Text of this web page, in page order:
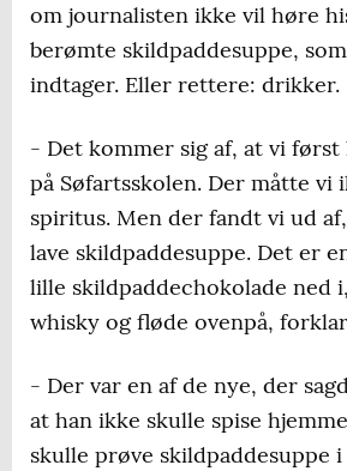
om journalisten ikke vil høre
berømte skildpaddesuppe,
indtager. Eller rettere: drikker.
- Det kommer sig af, at vi
på Søfartsskolen. Der måtte vi
spiritus. Men der fandt vi ud
lave skildpaddesuppe. Det er
lille skildpaddechokolade
whisky og fløde ovenpå,
- Der var en af de nye, der
at han ikke skulle spise
skulle prøve skildpaddesuppe